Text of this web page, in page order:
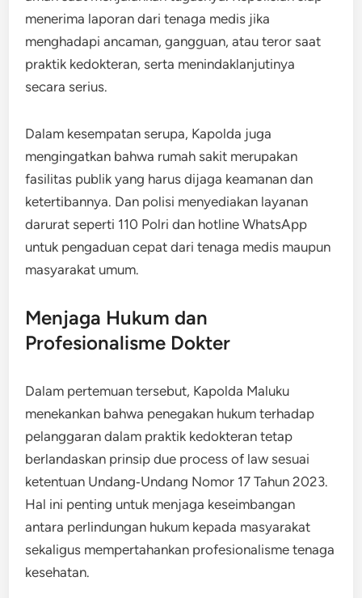
menerima laporan dari tenaga medis jika
menghadapi ancaman, gangguan, atau teror saat
praktik kedokteran, serta menindaklanjutinya
secara serius.
Dalam kesempatan serupa, Kapolda juga
mengingatkan bahwa rumah sakit merupakan
fasilitas publik yang harus dijaga keamanan dan
ketertibannya. Dan polisi menyediakan layanan
darurat seperti 110 Polri dan hotline WhatsApp
untuk pengaduan cepat dari tenaga medis maupun
masyarakat umum.
Menjaga Hukum dan
Profesionalisme Dokter
Dalam pertemuan tersebut, Kapolda Maluku
menekankan bahwa penegakan hukum terhadap
pelanggaran dalam praktik kedokteran tetap
berlandaskan prinsip due process of law sesuai
ketentuan Undang‑Undang Nomor 17 Tahun 2023.
Hal ini penting untuk menjaga keseimbangan
antara perlindungan hukum kepada masyarakat
sekaligus mempertahankan profesionalisme tenaga
kesehatan.